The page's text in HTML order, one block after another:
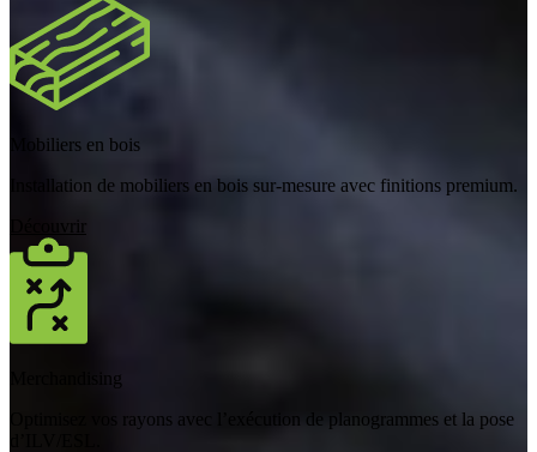
Mobiliers en bois
Installation de mobiliers en bois sur-mesure avec finitions premium.
Découvrir
Merchandising
Optimisez vos rayons avec l’exécution de planogrammes et la pose